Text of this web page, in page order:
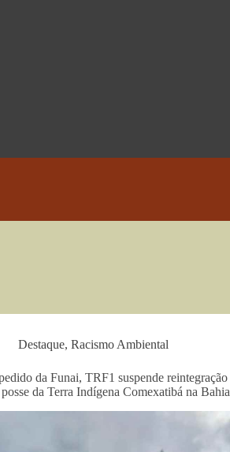
Destaque,Racismo Ambiental
da Funai, TRF1 suspende reintegração
da Terra Indígena Comexatibá na Bahia